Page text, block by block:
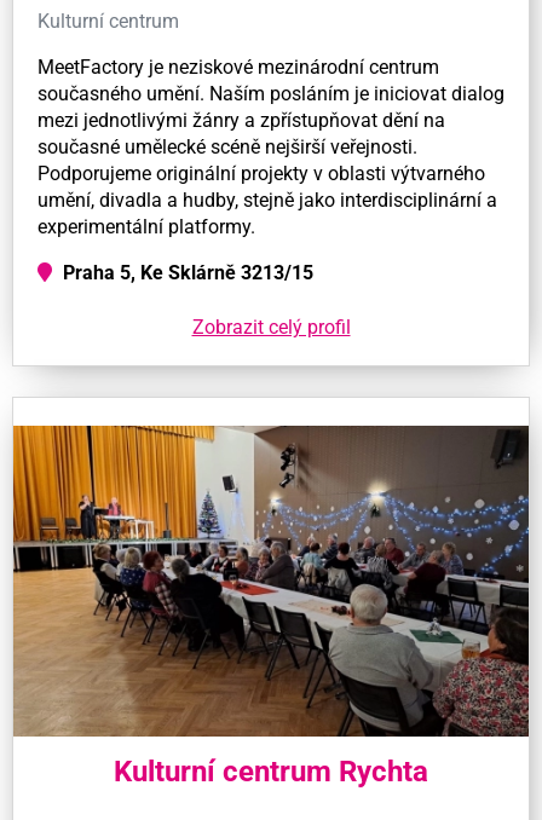
Kulturní centrum
MeetFactory je neziskové mezinárodní centrum
současného umění. Naším posláním je iniciovat dialog
mezi jednotlivými žánry a zpřístupňovat dění na
současné umělecké scéně nejširší veřejnosti.
Podporujeme originální projekty v oblasti výtvarného
umění, divadla a hudby, stejně jako interdisciplinární a
experimentální platformy.
Praha 5, Ke Sklárně 3213/15
Zobrazit celý profil
Kulturní centrum Rychta